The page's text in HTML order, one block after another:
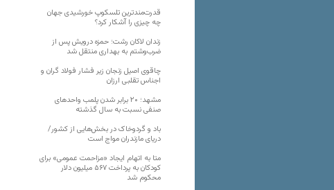
قدرت‌مندترین تلسکوپ خورشیدی جهان
چه چیزی را آشکار کرد؟
زندان لاکان رشت؛ حمزه درویش پس از
ضرب‌وشتم به بهداری منتقل شد
چاقوی اصیل زنجان زیر فشار فولاد گران و
اجناس تقلبی ارزان
مشهد؛ ۲۰ برابر شدن پلمب واحدهای
صنفی نسبت به سال گذشته
باد و گردوخاک در بخش‌هایی از کشور/
دریای مازندران مواج است
متا به اتهام ایجاد «مزاحمت عمومی» برای
کودکان به پرداخت ۵۶۷ میلیون دلار
محکوم شد